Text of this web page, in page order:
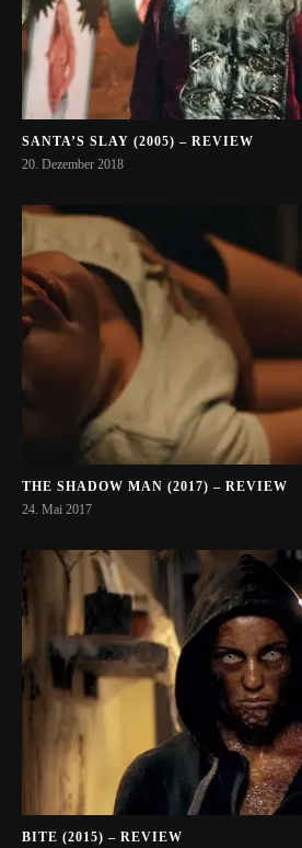
SANTA’S SLAY (2005) – REVIEW
20. Dezember 2018
THE SHADOW MAN (2017) – REVIEW
24. Mai 2017
BITE (2015) – REVIEW